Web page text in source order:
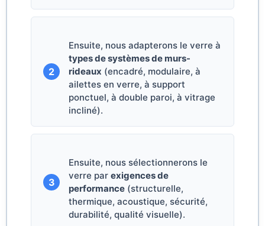
2
Ensuite, nous adapterons le verre à
types de systèmes de murs-
rideaux (encadré, modulaire, à
ailettes en verre, à support
ponctuel, à double paroi, à vitrage
incliné).
3
Ensuite, nous sélectionnerons le
verre par exigences de
performance (structurelle,
thermique, acoustique, sécurité,
durabilité, qualité visuelle).